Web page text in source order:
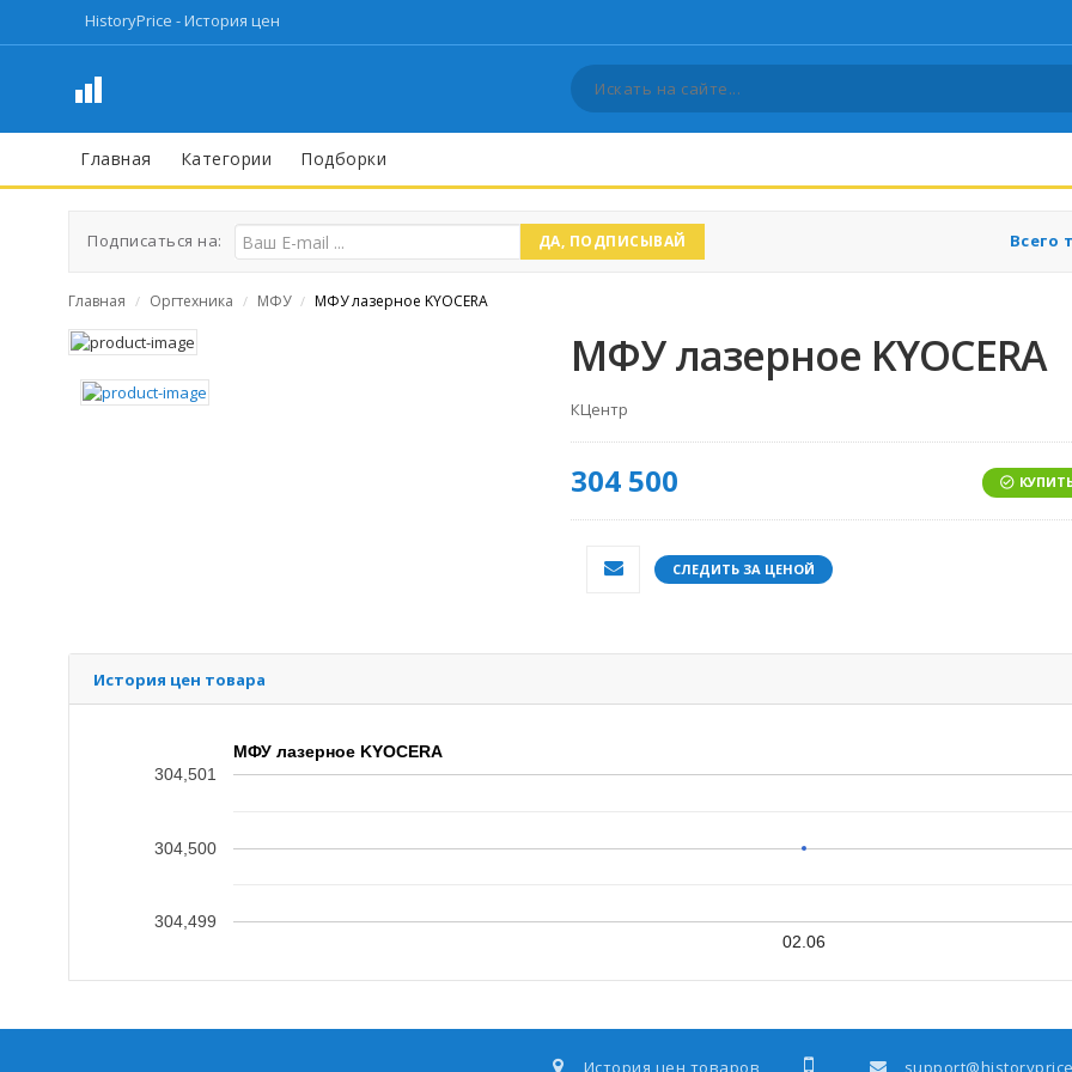
HistoryPrice - История цен
Главная Категории Подборки
Подписаться на: ДА, ПОДПИСЫВАЙ Всего
Главная / Оргтехника / МФУ / МФУ лазерное KYOCERA
МФУ лазерное KYOCERA
КЦентр
304 500
СЛЕДИТЬ ЗА ЦЕНОЙ
История цен товара
МФУ лазерное KYOCERA
02.06
304,499
304,500
304,501
История цен товаров